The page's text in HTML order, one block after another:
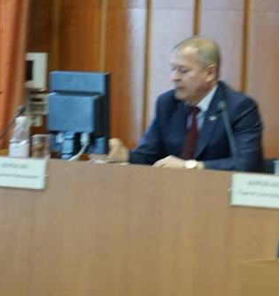
Медиа библиотека
6-я сессия
Вологодской городской Думы